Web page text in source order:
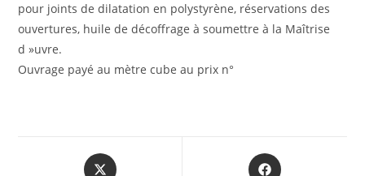
pour joints de dilatation en polystyrène, réservations des
ouvertures, huile de décoffrage à soumettre à la Maîtrise
d »uvre.
Ouvrage payé au mètre cube au prix n°